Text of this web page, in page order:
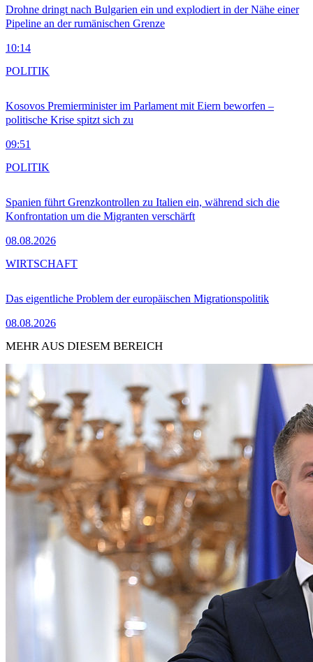
Drohne dringt nach Bulgarien ein und explodiert in der Nähe einer
Pipeline an der rumänischen Grenze
10:14
Kosovos Premierminister im Parlament mit Eiern beworfen –
politische Krise spitzt sich zu
09:51
POLITIK
Spanien führt Grenzkontrollen zu Italien ein, während sich die
Konfrontation um die Migranten verschärft
08.08.2026
POLITIK
Das eigentliche Problem der europäischen Migrationspolitik
08.08.2026
WIRTSCHAFT
MEHR AUS DIESEM BEREICH